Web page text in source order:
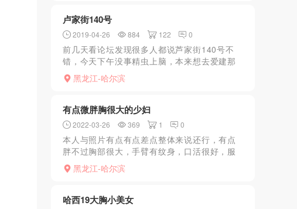
卢家街140号
2019-04-26 884 122 0
前几天看论坛发现很多人都说芦家街140号不
错，今天下午没事精虫上脑，本来想去爱建那
个会所的，但是微信联系告诉今天休息，3天之
后才能开业，想起来论坛说的芦家街140号，于
黑龙江-哈尔滨
有点微胖胸很大的少妇
2022-03-26 369 1 0
本人与照片有点有点差点整体来说还行，有点
胖不过胸部很大，手臂有纹身，口活很好，服
务也不错，喜欢大胸的不要错过啊 重点推荐：
胸大
黑龙江-哈尔滨
哈西19大胸小美女